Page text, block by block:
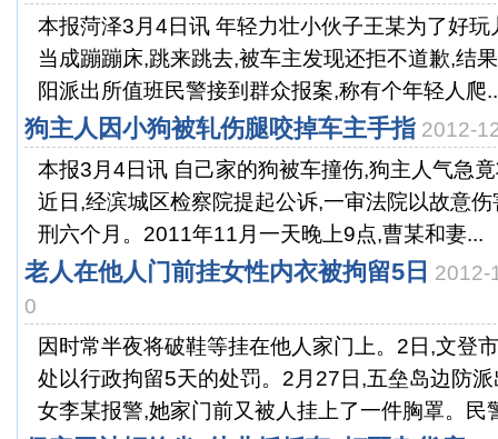
本报菏泽3月4日讯 年轻力壮小伙子王某为了好
当成蹦蹦床,跳来跳去,被车主发现还拒不道歉,结
阳派出所值班民警接到群众报案,称有个年轻人爬
狗主人因小狗被轧伤腿咬掉车主手指 2012-
本报3月4日讯 自己家的狗被车撞伤,狗主人气急
近日,经滨城区检察院提起公诉,一审法院以故意
刑六个月。2011年11月一天晚上9点,曹某和妻...
老人在他人门前挂女性内衣被拘留5日 2012-
0
因时常半夜将破鞋等挂在他人家门上。2日,文登
处以行政拘留5天的处罚。2月27日,五垒岛边防
女李某报警,她家门前又被人挂上了一件胸罩。民